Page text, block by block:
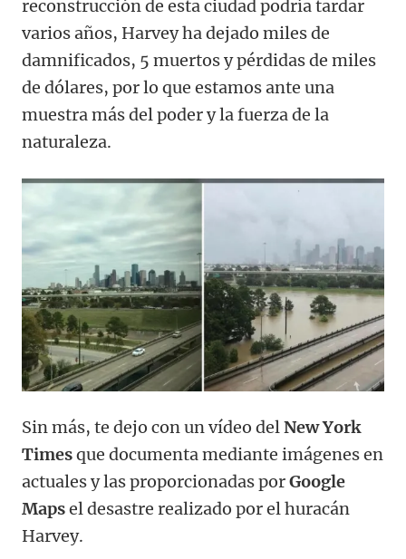
reconstrucción de esta ciudad podría tardar
varios años, Harvey ha dejado miles de
damnificados, 5 muertos y pérdidas de miles
de dólares, por lo que estamos ante una
muestra más del poder y la fuerza de la
naturaleza.
Sin más, te dejo con un vídeo delNew York
Timesque documenta mediante imágenes en
actuales y las proporcionadas porGoogle
Mapsel desastre realizado por el huracán
Harvey.